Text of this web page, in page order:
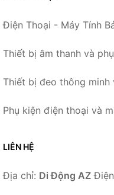
Điện Thoại - Máy Tính
Thiết bị âm thanh và
Thiết bị đeo thông minh
Phụ kiện điện thoại và
LIÊN HỆ
Địa chỉ: Di Động AZ